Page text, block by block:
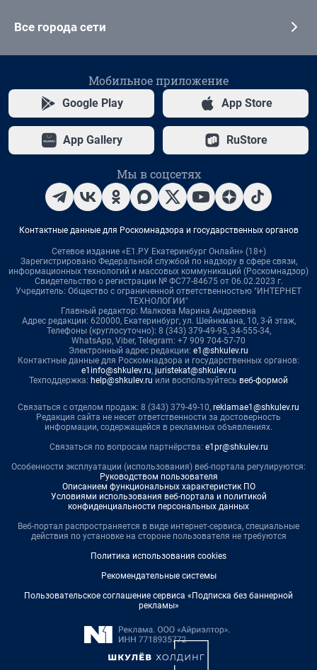
Все города сети
Мобильное приложение
Google Play App Store
App Gallery RuStore
Мы в соцсетях
Контактные данные для Роскомнадзора и государственных органов
Сетевое издание «Е1.РУ Екатеринбург Онлайн» (18+)
Зарегистрировано Федеральной службой по надзору в сфере связи,
информационных технологий и массовых коммуникаций (Роскомнадзор)
Свидетельство о регистрации № ФС77-84675 от 06.02.2023 г.
Учредитель: Общество с ограниченной ответственностью "ИНТЕРНЕТ
ТЕХНОЛОГИИ"
Главный редактор: Малкова Марина Андреевна
Адрес редакции: 620000, Екатеринбург, ул. Шейнкмана, 10, 3-й этаж,
Телефоны (круглосуточно): 8 (343) 379-49-95, 34-555-34,
WhatsApp, Viber, Telegram: +7 909 704-57-70
Электронный адрес редакции: e1@shkulev.ru
Контактные данные для Роскомнадзора и государственных органов:
e1info@shkulev.ru, juristekat@shkulev.ru
Техподдержка: help@shkulev.ru или воспользуйтесь веб-формой
Связаться с отделом продаж: 8 (343) 379-49-10, reklamae1@shkulev.ru
Редакция сайта не несет ответственности за достоверность
информации, содержащейся в рекламных объявлениях.
Связаться по вопросам партнёрства: e1pr@shkulev.ru
Особенности эксплуатации (использования) веб-портала регулируются:
Руководством пользователя
Описанием функциональных характеристик ПО
Условиями использования веб-портала и политикой
конфиденциальности персональных данных
Веб-портал распространяется в виде интернет-сервиса, специальные
действия по установке на стороне пользователя не требуются
Политика использования cookies
Рекомендательные системы
Пользовательское соглашение сервиса «Подписка без баннерной
рекламы»